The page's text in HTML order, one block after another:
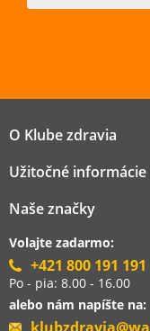
O Klube zdravia
Užitočné informácie
Naše značky
Volajte zadarmo:
+421 800 191 191
Po - pia: 8.00 - 16.00
alebo nám napíšte na: